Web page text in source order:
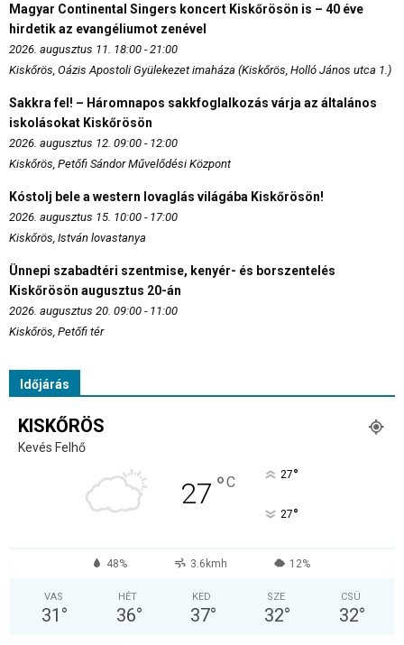
Magyar Continental Singers koncert Kiskőrösön is – 40 éve
hirdetik az evangéliumot zenével
2026. augusztus 11. 18:00 - 21:00
Kiskőrös, Oázis Apostoli Gyülekezet imaháza (Kiskőrös, Holló János utca 1.)
Sakkra fel! – Háromnapos sakkfoglalkozás várja az általános
iskolásokat Kiskőrösön
2026. augusztus 12. 09:00 - 12:00
Kiskőrös, Petőfi Sándor Művelődési Központ
Kóstolj bele a western lovaglás világába Kiskőrösön!
2026. augusztus 15. 10:00 - 17:00
Kiskőrös, István lovastanya
Ünnepi szabadtéri szentmise, kenyér- és borszentelés
Kiskőrösön augusztus 20-án
2026. augusztus 20. 09:00 - 11:00
Kiskőrös, Petőfi tér
Időjárás
KISKŐRÖS
Kevés Felhő
27 °C 27°
27°
48% 3.6kmh 12%
VAS
31 °
HÉT
36°
KED
37°
SZE
32°
CSÜ
32°